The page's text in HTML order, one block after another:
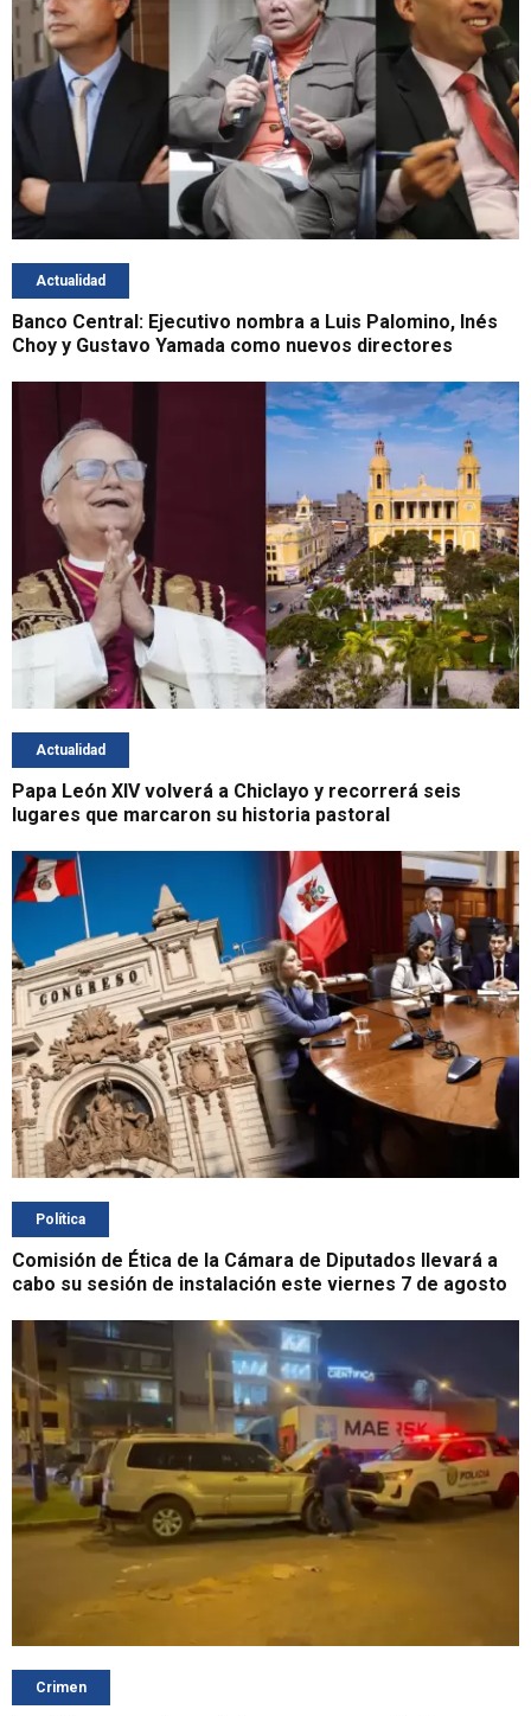
Actualidad
Banco Central: Ejecutivo nombra a Luis Palomino, Inés
Choy y Gustavo Yamada como nuevos directores
Actualidad
Papa León XIV volverá a Chiclayo y recorrerá seis
lugares que marcaron su historia pastoral
Política
Comisión de Ética de la Cámara de Diputados llevará a
cabo su sesión de instalación este viernes 7 de agosto
Crimen